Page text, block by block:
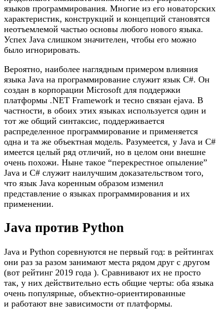
языков программирования. Многие из его новаторских
характеристик, конструкций и концепций становятся
неотъемлемой частью осно­вы любого нового языка.
Успех Java слишком значителен, чтобы его можно
было игнорировать.
Вероятно, наиболее наглядным примером влияния
языка Java на программиро­вание служит язык С#. Он
создан в корпорации Microsoft для поддержки
платфор­мы .NET Framework и тесно связан ejava. В
частности, в обоих этих языках исполь­зуется один и
тот же общий синтаксис, поддерживается
распределенное программирование и применяется
одна и та же объектная модель. Разумеется, у Java и C#
имеется целый ряд отличий, но в целом они внешне
очень похожи. Ныне такое “перекрестное опыление”
Java и C# служит наилучшим доказательством того,
что язык Java коренным образом изменил
представление о языках программирования и их
применении.
Java против Python
Java и Python соревнуются не первый год: в рейтингах
они раз за разом занимают места рядом друг с другом
(вот рейтинг 2019 года ). Сравнивают их не просто
так, у них действительно есть общие черты: оба языка
очень популярные, объектно-ориентированные
и работают вне зависимости от платформы.